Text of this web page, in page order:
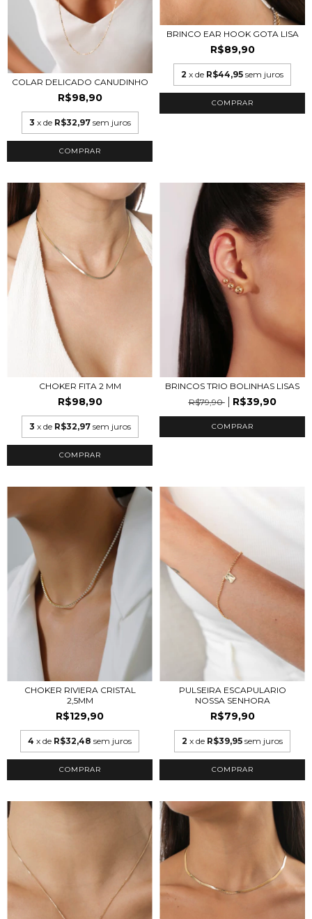
COLAR DELICADO CANUDINHO
R$98,90
3 x de R$32,97 sem juros
COMPRAR
BRINCO EAR HOOK GOTA LISA
R$89,90
2 x de R$44,95 sem juros
COMPRAR
CHOKER FITA 2 MM
R$98,90
3 x de R$32,97 sem juros
COMPRAR
BRINCOS TRIO BOLINHAS LISAS
R$79,90
R$39,90
COMPRAR
CHOKER RIVIERA CRISTAL
2,5MM
R$129,90
4 x de R$32,48 sem juros
COMPRAR
PULSEIRA ESCAPULARIO
NOSSA SENHORA
R$79,90
2 x de R$39,95 sem juros
COMPRAR